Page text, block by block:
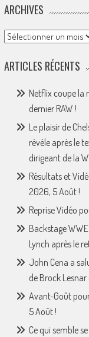
ARCHIVES
Archives
ARTICLES RÉCENTS
Netflix coupe la
dernier RAW !
Le plaisir de
révèle après le
dirigeant de la
Résultats et
2026, 5 Août !
Reprise Vidéo
Backstage
Lynch après le
John Cena a
de Brock
Avant-Goût
5 Août !
Ce qui semble